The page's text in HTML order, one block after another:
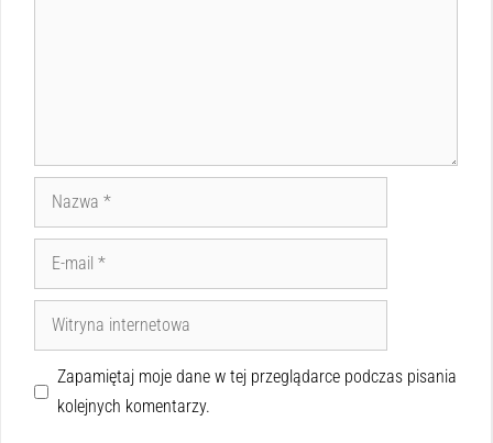
Zapamiętaj moje dane w tej przeglądarce podczas pisania
kolejnych komentarzy.